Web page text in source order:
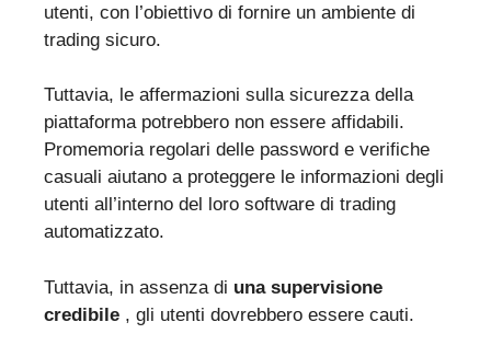
utenti, con l’obiettivo di fornire un ambiente di
trading sicuro.
Tuttavia, le affermazioni sulla sicurezza della
piattaforma potrebbero non essere affidabili.
Promemoria regolari delle password e verifiche
casuali aiutano a proteggere le informazioni degli
utenti all’interno del loro software di trading
automatizzato.
Tuttavia, in assenza di una supervisione
credibile , gli utenti dovrebbero essere cauti.